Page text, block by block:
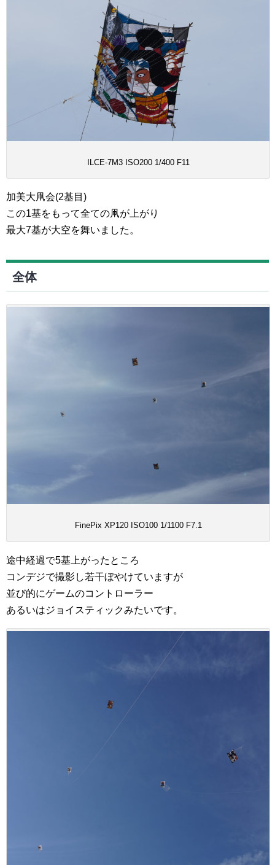
ILCE-7M3 ISO200 1/400 F11
加美大凧会(2基目)
この1基をもって全ての凧が上がり
最大7基が大空を舞いました。
全体
FinePix XP120 ISO100 1/1100 F7.1
途中経過で5基上がったところ
コンデジで撮影し若干ぼやけていますが
並び的にゲームのコントローラー
あるいはジョイスティックみたいです。